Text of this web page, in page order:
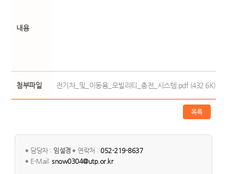
내용
첨부파일 전기차_및_이동용_모빌리티_충전_시스템.pdf (432.6K)
목록
담당자 : 임설경 연락처 :052-219-8637
E-Mail:snow0304@utp.or.kr